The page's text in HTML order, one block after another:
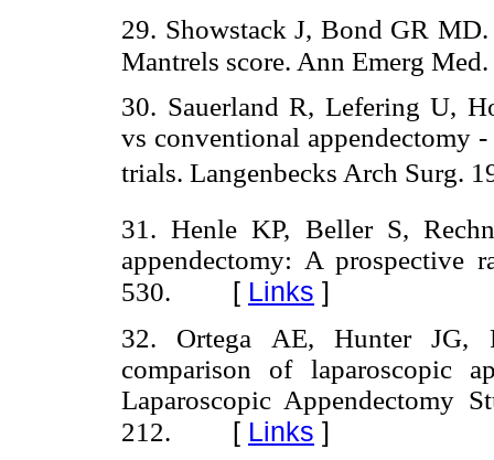
29. Showstack J, Bond GR
Mantrels score. Ann Emerg
30. Sauerland R, Lefering U,
vs conventional appendectomy
trials. Langenbecks Arch Surg.
31. Henle KP, Beller S,
appendectomy: A prospective
530. [ Links ]
32. Ortega AE, Hunter JG,
comparison of laparoscopic
Laparoscopic Appendectomy
212. [ Links ]